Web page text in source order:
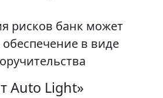
рисков банк может
в виде
Auto Light»